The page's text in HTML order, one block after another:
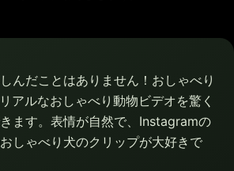
んだことはありません！おしゃべり
アルなおしゃべり動物ビデオを驚く
ます。表情が自然で、Instagramの
しゃべり犬のクリップが大好きで